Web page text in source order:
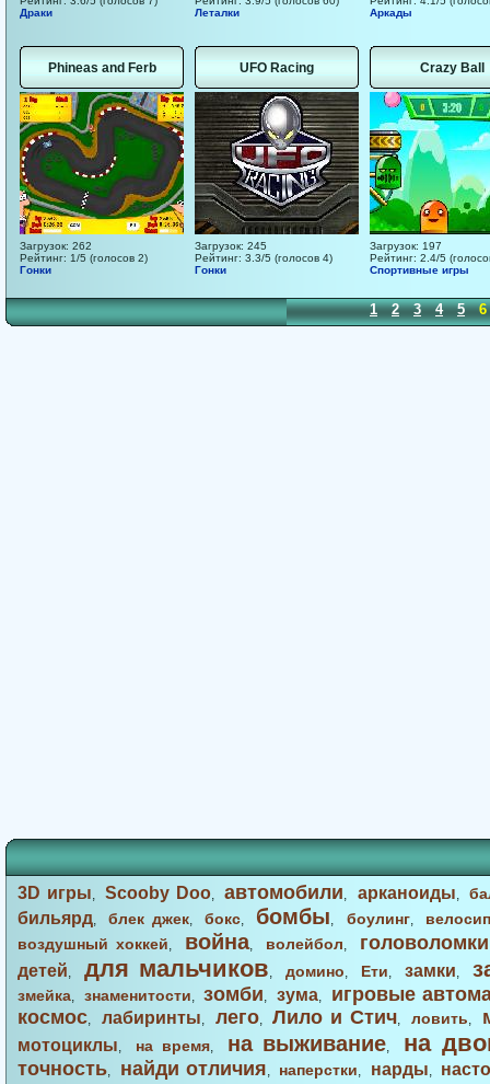
Драки
Леталки
Аркады
Phineas and Ferb
Загрузок: 262
Рейтинг: 1/5 (голосов 2)
Гонки
UFO Racing
Загрузок: 245
Рейтинг: 3.3/5 (голосов 4)
Гонки
Crazy Ball
Загрузок: 197
Рейтинг: 2.4/5
Спортивные игры
1 2 3 4 5 6
3D игры,Scooby Doo,автомобили, арканоиды,
бильярд,блек джек,бокс, бомбы, боулинг,
воздушный хоккей, война, волейбол, головоломки
детей, для мальчиков, домино, Ети, замки,
змейка, знаменитости,зомби, зума,
игровые
космос, лабиринты, лего,Лило и Стич,ловить,
мотоциклы, на время, на выживание, на
точность, найди отличия, наперстки, нарды,